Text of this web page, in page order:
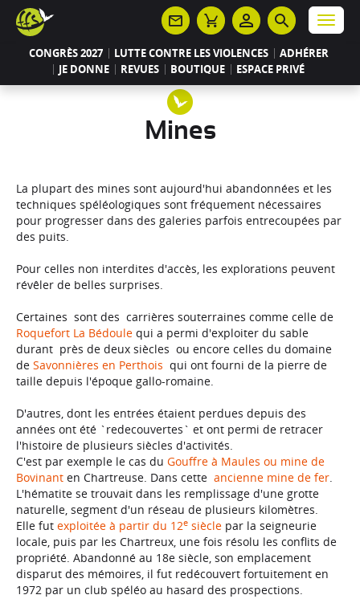
CONGRÈS 2027 LUTTE CONTRE LES VIOLENCES
ADHÉRER
JE DONNE
REVUES BOUTIQUE ESPACE PRIVÉ
Menu
Mines
La plupart des mines sont aujourd'hui abandonnées et les
techniques spéléologiques sont fréquement nécessaires
pour progresser dans des galeries parfois entrecoupées par
des puits.
Pour celles non interdites d'accès, les explorations peuvent
révêler de belles surprises.
Certaines sont des carrières souterraines comme celle de
Roquefort La Bédoule qui a permi d'exploiter du sable
durant près de deux siècles ou encore celles du domaine
de Savonnières en Perthois qui ont fourni de la pierre de
taille depuis l'époque gallo-romaine.
D'autres, dont les entrées étaient perdues depuis des
années ont été `redecouvertes` et ont permi de retracer
l'histoire de plusieurs siècles d'activités.
C'est par exemple le cas du Gouffre à Maules ou mine de
Bovinant en Chartreuse. Dans cette ancienne mine de fer.
L'hématite se trouvait dans les remplissage d'une grotte
naturelle, segment d'un réseau de plusieurs kilomètres.
Elle fut exploitée à partir du 12e siècle par la seigneurie
locale, puis par les Chartreux, une fois résolu les conflits de
propriété. Abandonné au 18e siècle, son emplacement
disparut des mémoires, il fut redécouvert fortuitement en
1972 par un club spéléo au hasard des prospections.
Panneau de gestion des cookies